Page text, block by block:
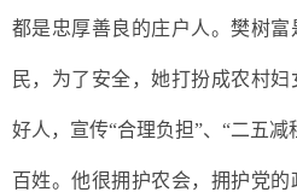
都是忠厚善良的庄户人。樊树
民， 为了安全，她打扮成农村妇
好人，宣传“合理负担”、“二五
百姓。他很拥护农会，拥护党的